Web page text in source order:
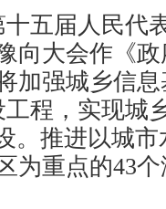
五届人民代
向大会作《
加强城乡信
程，实现城
。推进以城
为重点的43